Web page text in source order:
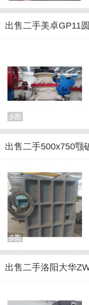
出售二手美卓GP11
出售二手500x750颚
出售二手洛阳大华